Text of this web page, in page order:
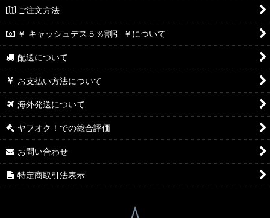
ご注文方法
￥ キャッシュデス５％割引 ￥について
配送について
お支払い方法について
海外発送について
ヤフオク！での総合評価
お問い合わせ
特定商取引法表示